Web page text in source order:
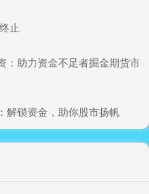
止
：助力资金不足者掘金期货市
解锁资金，助你股市扬帆